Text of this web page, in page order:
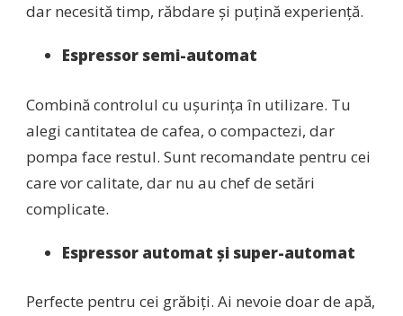
dar necesită timp, răbdare și puțină experiență.
Espressor semi-automat
Combină controlul cu ușurința în utilizare. Tu
alegi cantitatea de cafea, o compactezi, dar
pompa face restul. Sunt recomandate pentru cei
care vor calitate, dar nu au chef de setări
complicate.
Espressor automat și super-automat
Perfecte pentru cei grăbiți. Ai nevoie doar de apă,